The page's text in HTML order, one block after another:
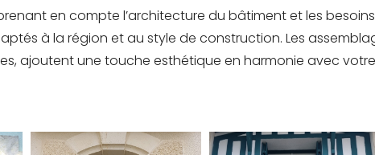
en compte l’architecture du bâtiment et les
à la région et au style de construction. Les
ajoutent une touche esthétique en harmonie avec